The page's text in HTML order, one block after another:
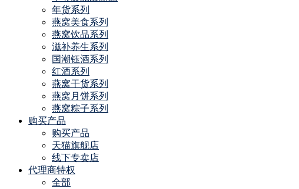
年货系列
燕窝美食系列
燕窝饮品系列
滋补养生系列
国潮钰酒系列
红酒系列
燕窝干货系列
燕窝月饼系列
燕窝粽子系列
购买产品
购买产品
天猫旗舰店
线下专卖店
代理商特权
全部